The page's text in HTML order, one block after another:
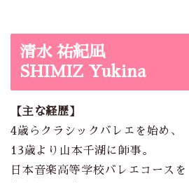
清水 祐紀凪
SHIMIZ Yukina
【主な経歴】
4歳らクラシックバレエを始め、
13歳より山本千湖に師事。
日本音楽高等学校バレエコースを